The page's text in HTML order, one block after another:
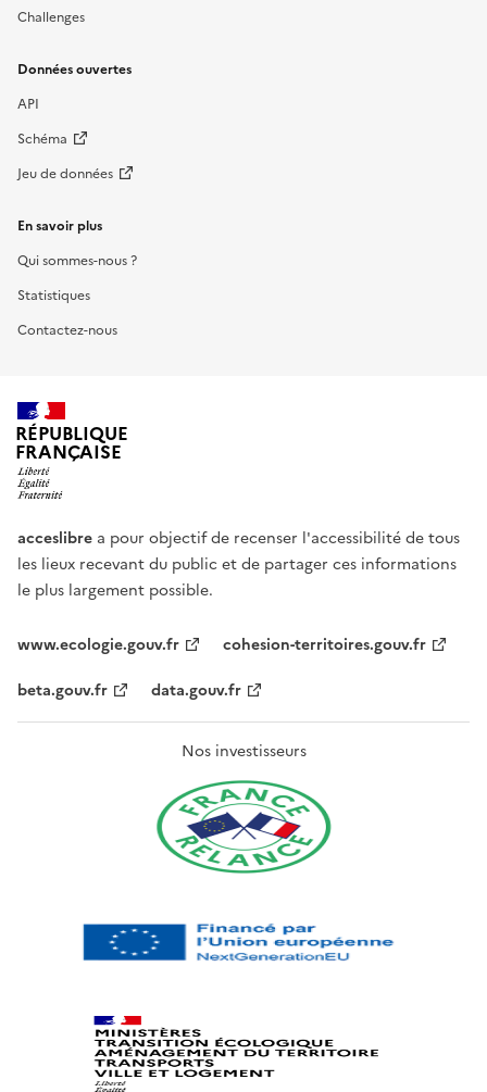
Challenges
Données ouvertes
API
Schéma
Jeu de données
En savoir plus
Qui sommes-nous ?
Statistiques
Contactez-nous
RÉPUBLIQUE
FRANÇAISE
acceslibre a pour objectif de recenser l'accessibilité de tous
les lieux recevant du public et de partager ces informations
le plus largement possible.
www.ecologie.gouv.fr
cohesion-territoires.gouv.fr
beta.gouv.fr
data.gouv.fr
Nos investisseurs